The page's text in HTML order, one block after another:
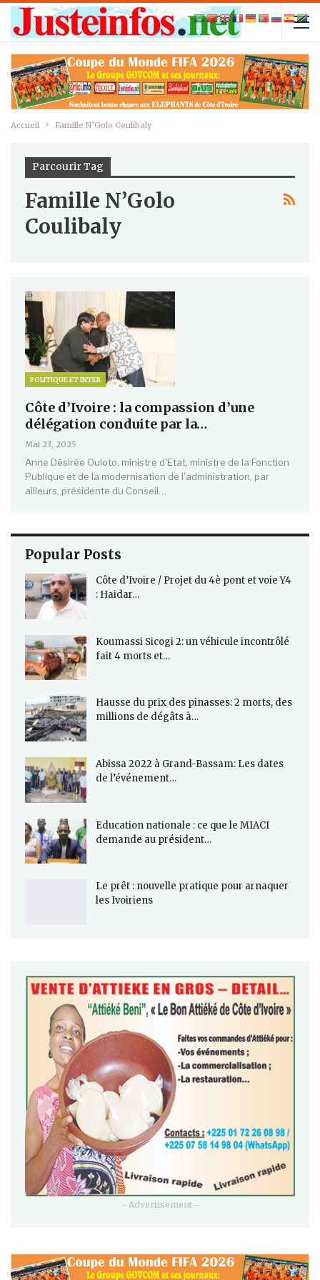
Accueil Famille N’Golo Coulibaly
Parcourir Tag
Famille N’Golo
Coulibaly
POLITIQUE ET INTER
Côte d’Ivoire : la compassion d’une
délégation conduite par la…
Mai 23, 2025
Anne Désirée Ouloto, ministre d'Etat, ministre de la Fonction
Publique et de la modernisation de l'administration, par
ailleurs, présidente du Conseil…
Popular Posts
Côte d’Ivoire / Projet du 4è pont et voie Y4
: Haidar…
Koumassi Sicogi 2: un véhicule incontrôlé
fait 4 morts et…
Hausse du prix des pinasses: 2 morts, des
millions de dégâts à…
Abissa 2022 à Grand-Bassam: Les dates
de l’événement…
Education nationale : ce que le MIACI
demande au président…
Le prêt : nouvelle pratique pour arnaquer
les Ivoiriens
- Advertisement -